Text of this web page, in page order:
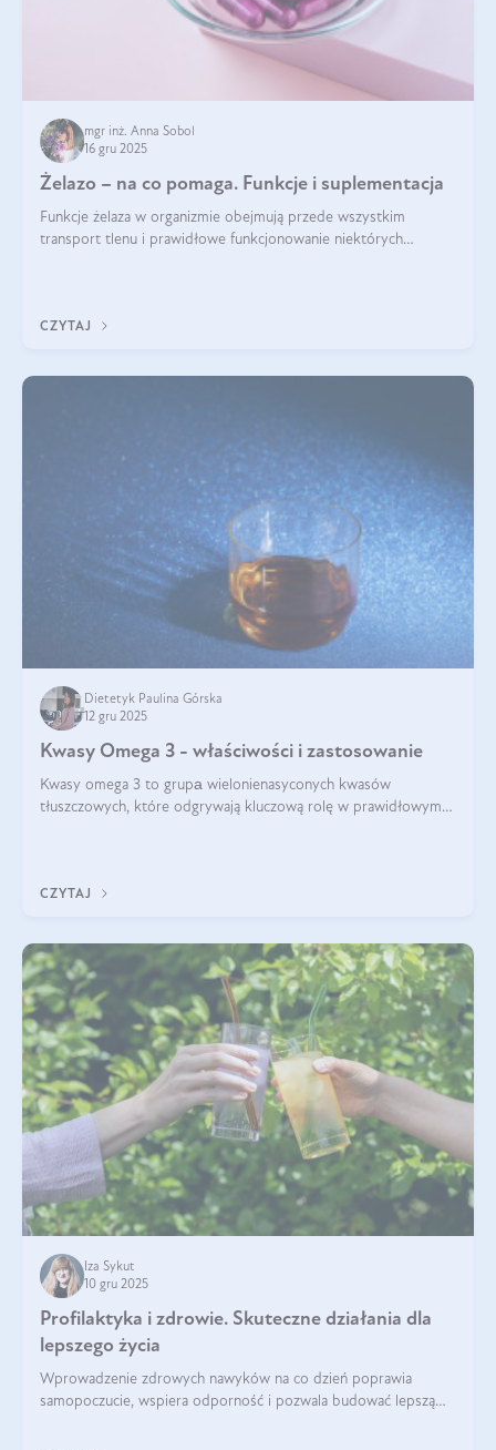
mgr inż. Anna Sobol
16 gru 2025
Żelazo – na co pomaga. Funkcje i suplementacja
Funkcje żelaza w organizmie obejmują przede wszystkim
transport tlenu i prawidłowe funkcjonowanie niektórych
CZYTAJ
Dietetyk Paulina Górska
12 gru 2025
Kwasy Omega 3 - właściwości i zastosowanie
Kwasy omega 3 to grupа wielonienasyconych kwasów
tłuszczowych, które odgrywają kluczową rolę w prawidłowym
CZYTAJ
Iza Sykut
10 gru 2025
Profilaktyka i zdrowie. Skuteczne działania dla
lepszego życia
Wprowadzenie zdrowych nawyków na co dzień poprawia
samopoczucie, wspiera odporność i pozwala budować lepszą